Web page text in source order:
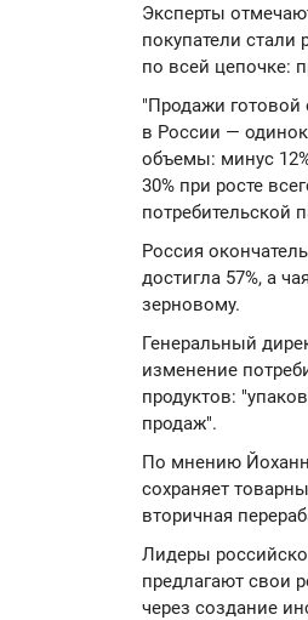
Эксперты
покупатели стали
по всей цепочке:
"Продажи
в России —
объемы: минус
30% при росте
потребительской
Россия
достигла 57%, а
зерновому.
Генеральный
изменение
продуктов:
продаж".
По мнению
сохраняет
вторичная
Лидеры
предлагают свои
через создание